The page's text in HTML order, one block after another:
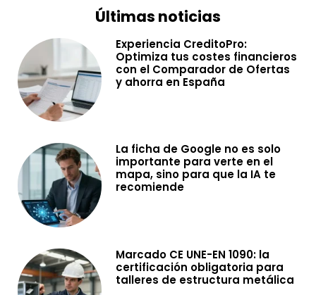
Últimas noticias
Experiencia CreditoPro:
Optimiza tus costes financieros
con el Comparador de Ofertas
y ahorra en España
La ficha de Google no es solo
importante para verte en el
mapa, sino para que la IA te
recomiende
Marcado CE UNE-EN 1090: la
certificación obligatoria para
talleres de estructura metálica